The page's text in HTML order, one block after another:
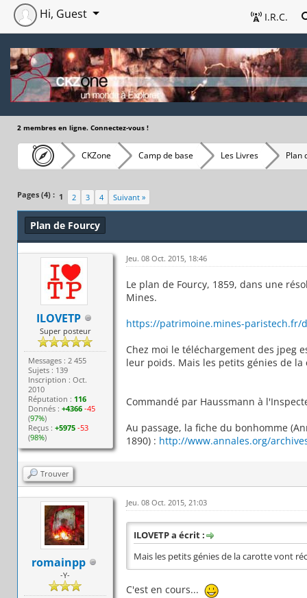
I.R.C.
Hi, Guest
2 membres en ligne. Connectez-vous !
CKZone Camp de base Les Livres Plan
Pages (4) : 1 2 3 4 Suivant »
Plan de Fourcy
ILOVETP
Super posteur
Messages : 2 455
Sujets : 139
Inscription : Oct.
2010
Réputation : 116
Donnés :+4366 -45
(97%)
Reçus :+5975 -53
(98%)
Jeu. 08 Oct. 2015, 18:46
Le plan de Fourcy, 1859, dans une
Mines.
https://patrimoine.mines-paristech.fr/
Chez moi le téléchargement des jpeg
leur poids. Mais les petits génies de
Commandé par Haussmann à
Au passage, la fiche du bonhomme
1890) : http://www.annales.org/
Trouver
romainpp
-Y-
Jeu. 08 Oct. 2015, 21:03
ILOVETP a écrit :
Mais les petits génies de la carotte vont
C'est en cours...